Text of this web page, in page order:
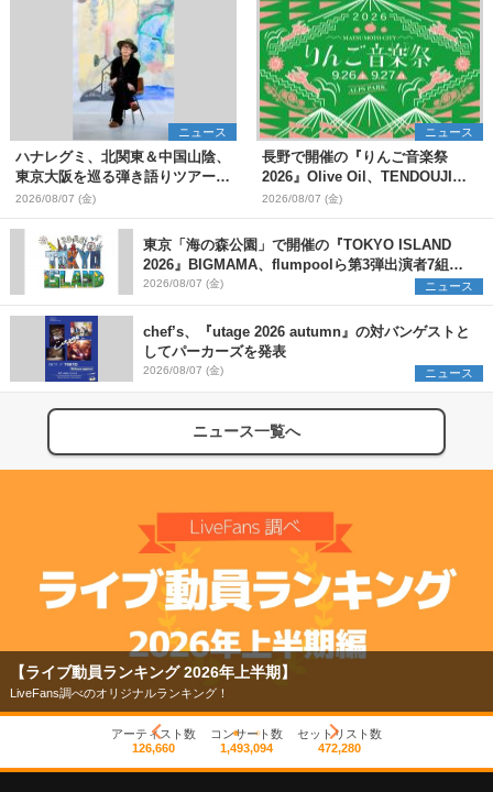
ニュース
ハナレグミ、北関東＆中国山陰、
東京大阪を巡る弾き語りツアー10
月より開催決定
2026/08/07 (金)
ニュース
長野で開催の『りんご音楽祭
2026』Olive Oil、TENDOUJIら
第11弾出演アーティスト（16組）
を発表
2026/08/07 (金)
東京「海の森公園」で開催の『TOKYO ISLAND
2026』BIGMAMA、flumpoolら第3弾出演者7組を
発表 ワークショップ・アート出展者を募集
2026/08/07 (金) ニュース
chef’s、『utage 2026 autumn』の対バンゲストと
してパーカーズを発表
2026/08/07 (金) ニュース
ニュース一覧へ
【ライブ動員ランキング 2026年上半期】
LiveFans調べのオリジナルランキング！
アーティスト数
126,660
コンサート数
1,493,094
セットリスト数
472,280